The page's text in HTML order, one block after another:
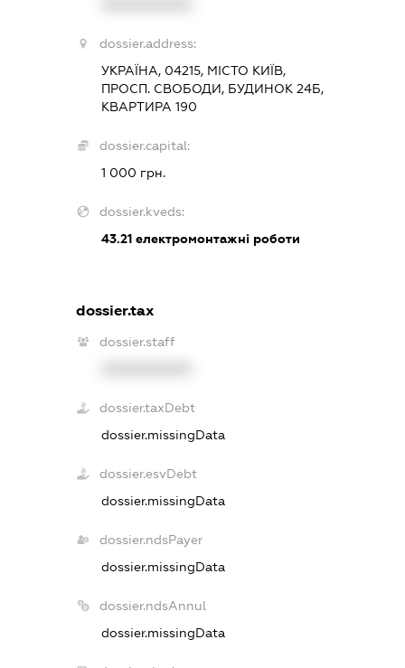
dossier.address:
УКРАЇНА, 04215, МІСТО КИЇВ,
ПРОСП. СВОБОДИ, БУДИНОК 24Б,
КВАРТИРА 190
dossier.capital:
1 000 грн.
dossier.kveds:
43.21 електромонтажні роботи
dossier.tax
dossier.staff
dossier.taxDebt
dossier.missingData
dossier.esvDebt
dossier.missingData
dossier.ndsPayer
dossier.missingData
dossier.ndsAnnul
dossier.missingData